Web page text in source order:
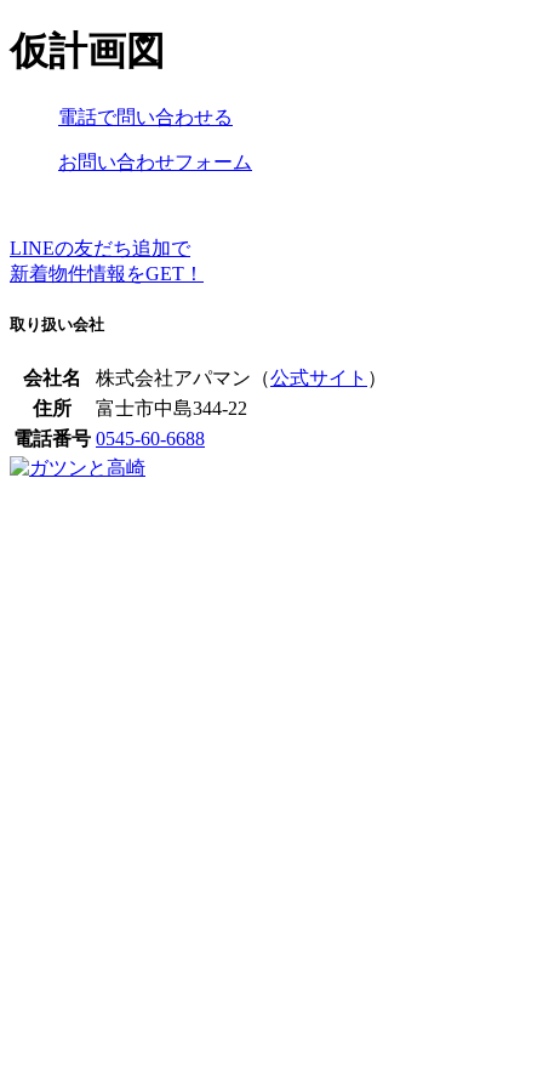
仮計画図
電話で問い合わせる
お問い合わせフォーム
LINEの友だち追加で
新着物件情報をGET！
取り扱い会社
会社名 株式会社アパマン（公式サイト ）
住所
富士市中島344-22
電話番号 0545-60-6688